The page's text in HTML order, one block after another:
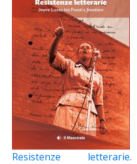
Resistenze letterarie.